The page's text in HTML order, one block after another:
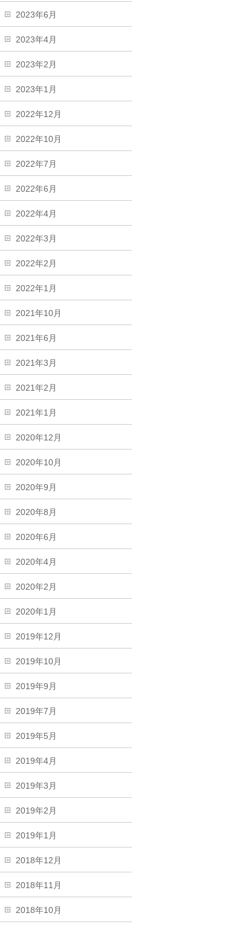
2023年6月
2023年4月
2023年2月
2023年1月
2022年12月
2022年10月
2022年7月
2022年6月
2022年4月
2022年3月
2022年2月
2022年1月
2021年10月
2021年6月
2021年3月
2021年2月
2021年1月
2020年12月
2020年10月
2020年9月
2020年8月
2020年6月
2020年4月
2020年2月
2020年1月
2019年12月
2019年10月
2019年9月
2019年7月
2019年5月
2019年4月
2019年3月
2019年2月
2019年1月
2018年12月
2018年11月
2018年10月